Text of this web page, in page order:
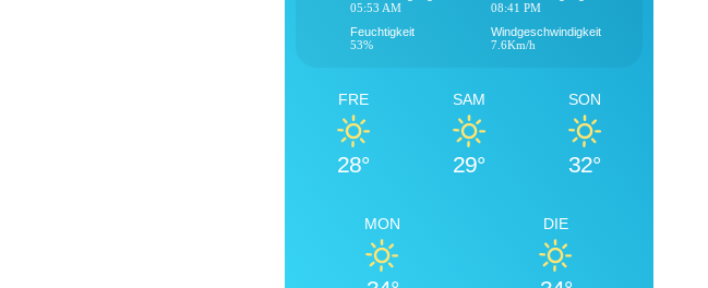
05:53 AM
08:41 PM
Feuchtigkeit
53%
Windgeschwindigkeit
7.6Km/h
FRE
28°
SAM
29°
SON
32°
MON DIE